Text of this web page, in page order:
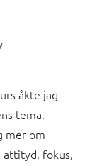
åkte jag
tema.
mer om
attityd, fokus,